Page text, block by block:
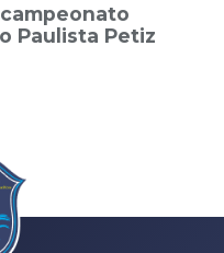
Paulista Petiz